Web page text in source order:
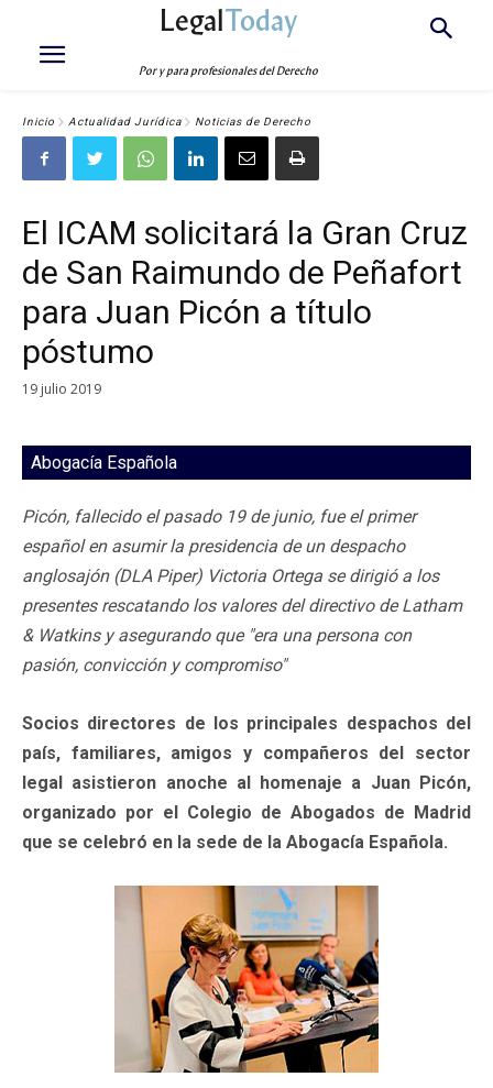
LegalToday
Por y para profesionales del Derecho
Inicio Actualidad Jurídica Noticias de Derecho
El ICAM solicitará la Gran Cruz
de San Raimundo de Peñafort
para Juan Picón a título
póstumo
19 julio 2019
Abogacía Española
Picón, fallecido el pasado 19 de junio, fue el primer
español en asumir la presidencia de un despacho
anglosajón (DLA Piper) Victoria Ortega se dirigió a los
presentes rescatando los valores del directivo de Latham
& Watkins y asegurando que "era una persona con
pasión, convicción y compromiso"
Socios directores de los principales despachos del
país, familiares, amigos y compañeros del sector
legal asistieron anoche al homenaje a Juan Picón,
organizado por el Colegio de Abogados de Madrid
que se celebró en la sede de la Abogacía Española.